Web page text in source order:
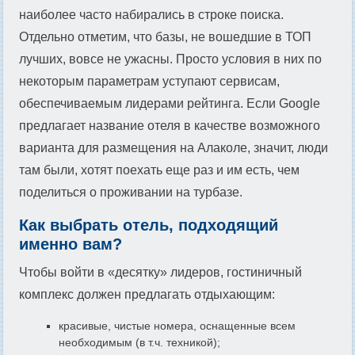
наиболее часто набирались в строке поиска.
Отдельно отметим, что базы, не вошедшие в ТОП
лучших, вовсе не ужасны. Просто условия в них по
некоторым параметрам уступают сервисам,
обеспечиваемым лидерами рейтинга. Если Google
предлагает название отеля в качестве возможного
варианта для размещения на Алаколе, значит, люди
там были, хотят поехать еще раз и им есть, чем
поделиться о проживании на турбазе.
Как выбрать отель, подходящий
именно вам?
Чтобы войти в «десятку» лидеров, гостиничный
комплекс должен предлагать отдыхающим:
красивые, чистые номера, оснащенные всем
необходимым (в т.ч. техникой);